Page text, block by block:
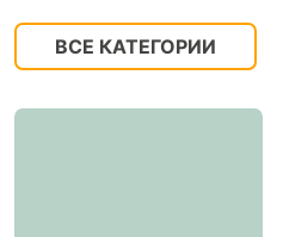
ВСЕ КАТЕГОРИИ